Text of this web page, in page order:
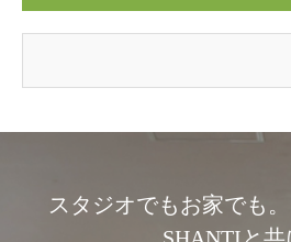
スタジオでもお家でも